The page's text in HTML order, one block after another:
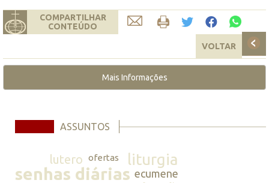
COMPARTILHAR
CONTEÚDO
VOLTAR
Mais Informações
ASSUNTOS
lutero ofertas liturgia
senhas diárias ecumene